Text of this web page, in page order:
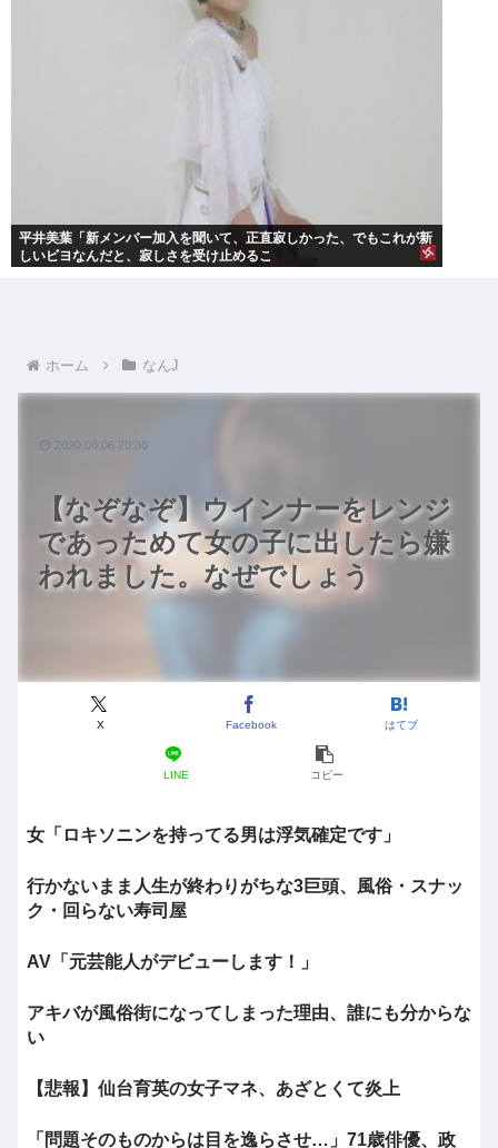
平井美葉「新メンバー加入を聞いて、正直寂しかった、でもこれが新
しいビヨなんだと、寂しさを受け止めるこ
ホーム なんJ
【なぞなぞ】ウインナーをレンジ
であっためて女の子に出したら嫌
われました。なぜでしょう
X Facebook はてブ
LINE コピー
2020.04.06 20:36
女「ロキソニンを持ってる男は浮気確定です」
行かないまま人生が終わりがちな3巨頭、風俗・スナッ
ク・回らない寿司屋
AV「元芸能人がデビューします！」
アキバが風俗街になってしまった理由、誰にも分からな
い
【悲報】仙台育英の女子マネ、あざとくて炎上
「問題そのものからは目を逸らさせ…」71歳俳優、政